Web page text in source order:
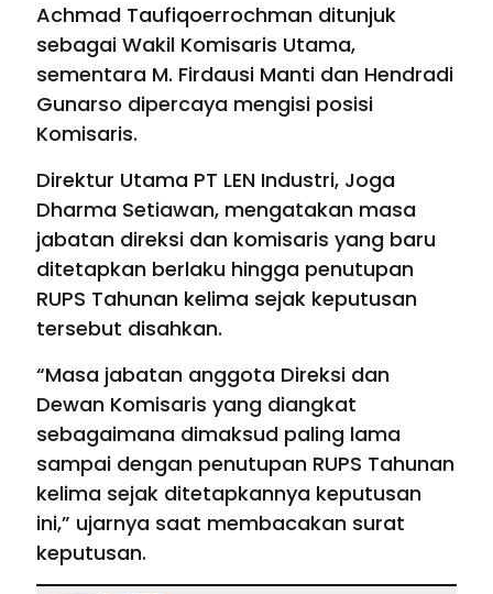
Achmad Taufiqoerrochman ditunjuk
sebagai Wakil Komisaris Utama,
sementara M. Firdausi Manti dan Hendradi
Gunarso dipercaya mengisi posisi
Komisaris.
Direktur Utama PT LEN Industri, Joga
Dharma Setiawan, mengatakan masa
jabatan direksi dan komisaris yang baru
ditetapkan berlaku hingga penutupan
RUPS Tahunan kelima sejak keputusan
tersebut disahkan.
“Masa jabatan anggota Direksi dan
Dewan Komisaris yang diangkat
sebagaimana dimaksud paling lama
sampai dengan penutupan RUPS Tahunan
kelima sejak ditetapkannya keputusan
ini,” ujarnya saat membacakan surat
keputusan.